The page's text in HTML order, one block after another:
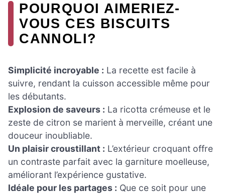
POURQUOI AIMERIEZ-
VOUS CES BISCUITS
CANNOLI?
Simplicité incroyable : La recette est facile à
suivre, rendant la cuisson accessible même pour
les débutants.
Explosion de saveurs : La ricotta crémeuse et le
zeste de citron se marient à merveille, créant une
douceur inoubliable.
Un plaisir croustillant : L’extérieur croquant offre
un contraste parfait avec la garniture moelleuse,
améliorant l’expérience gustative.
Idéale pour les partages : Que ce soit pour une